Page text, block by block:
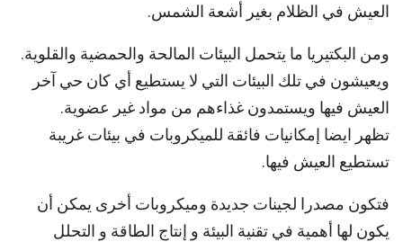
العيش في الظلام بغير أشعة الشمس.
ومن البكتيريا ما يتحمل البيئات المالحة والحمضية والقلوية.
ويعيشون في تلك البيئات التي لا يستطيع أي كان حي آخر
العيش فيها ويستمدون غذاءهم من مواد غير عضوية.
تظهر ايضا إمكانيات فائقة للميكروبات في بيئات غريبة
تستطيع العيش فيها.
فتكون مصدرا لجينات جديدة وميكروبات أخرى يمكن أن
يكون لها أهمية في تقنية البيئة و إنتاج الطاقة و التحلل